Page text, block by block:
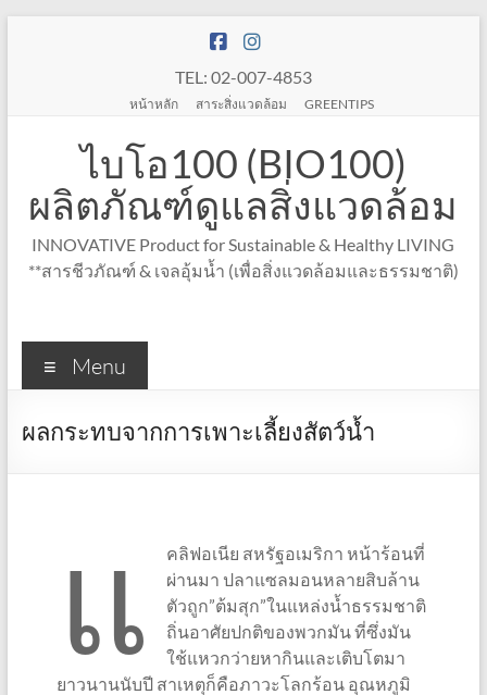
TEL: 02-007-4853
หน้าหลัก สาระสิ่งแวดล้อม GREENTIPS
ไบโอ100 (BIO100)
ผลิตภัณฑ์ดูแลสิ่งแวดล้อม
INNOVATIVE Product for Sustainable & Healthy LIVING
**สารชีวภัณฑ์ & เจลอุ้มน้ำ (เพื่อสิ่งแวดล้อมและธรรมชาติ)
Menu
ผลกระทบจากการเพาะเลี้ยงสัตว์น้ำ
แ
คลิฟอเนีย สหรัฐอเมริกา หน้าร้อนที่
ผ่านมา ปลาแซลมอนหลายสิบล้าน
ตัวถูก”ต้มสุก”ในแหล่งน้ำธรรมชาติ
ถิ่นอาศัยปกติของพวกมัน ที่ซึ่งมัน
ใช้แหวกว่ายหากินและเติบโตมา
ยาวนานนับปี สาเหตุก็คือภาวะโลกร้อน อุณหภูมิ